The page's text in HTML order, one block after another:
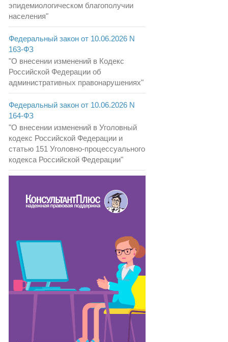
эпидемиологическом благополучии
населения"
Федеральный закон от 10.06.2026 N
163-ФЗ
"О внесении изменений в Кодекс
Российской Федерации об
административных правонарушениях"
Федеральный закон от 10.06.2026 N
164-ФЗ
"О внесении изменений в Уголовный
кодекс Российской Федерации и
статью 151 Уголовно-процессуального
кодекса Российской Федерации"